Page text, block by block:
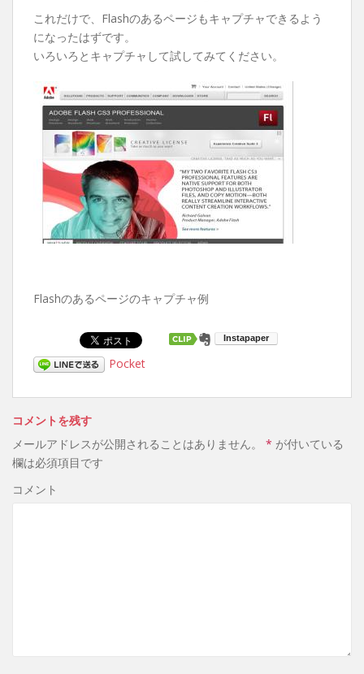
これだけで、Flashのあるページもキャプチャできるよう
になったはずです。
いろいろとキャプチャして試してみてください。
Flashのあるページのキャプチャ例
Pocket
コメントを残す
メールアドレスが公開されることはありません。
* が付いている
欄は必須項目です
コメント